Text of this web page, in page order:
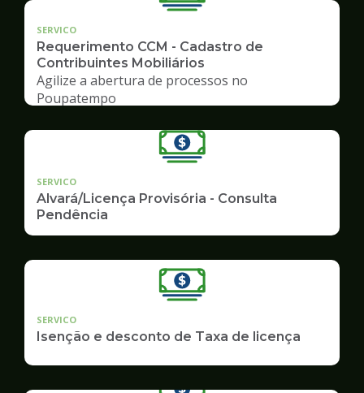
SERVICO
Requerimento CCM - Cadastro de
Contribuintes Mobiliários
Agilize a abertura de processos no
Poupatempo
SERVICO
Alvará/Licença Provisória - Consulta
Pendência
SERVICO
Isenção e desconto de Taxa de licença